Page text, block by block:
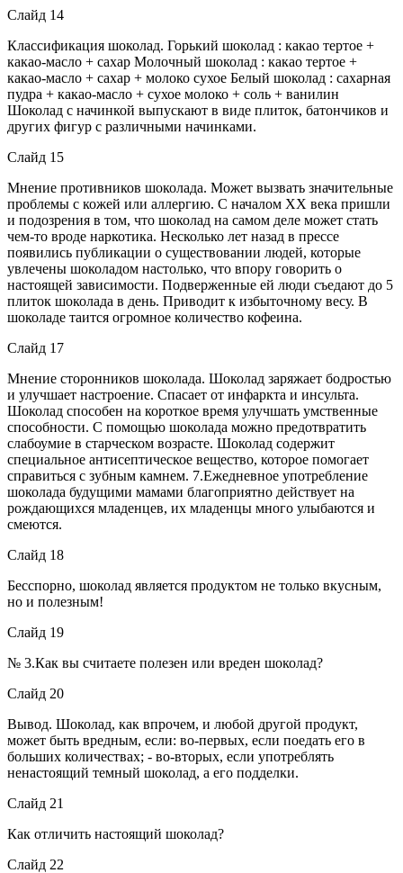
Слайд 14
Классификация шоколад. Горький шоколад : какао тертое +
какао-масло + сахар Молочный шоколад : какао тертое +
какао-масло + сахар + молоко сухое Белый шоколад : сахарная
пудра + какао-масло + сухое молоко + соль + ванилин
Шоколад с начинкой выпускают в виде плиток, батончиков и
других фигур с различными начинками.
Слайд 15
Мнение противников шоколада. Может вызвать значительные
проблемы с кожей или аллергию. С началом ХХ века пришли
и подозрения в том, что шоколад на самом деле может стать
чем-то вроде наркотика. Несколько лет назад в прессе
появились публикации о существовании людей, которые
увлечены шоколадом настолько, что впору говорить о
настоящей зависимости. Подверженные ей люди съедают до 5
плиток шоколада в день. Приводит к избыточному весу. В
шоколаде таится огромное количество кофеина.
Слайд 17
Мнение сторонников шоколада. Шоколад заряжает бодростью
и улучшает настроение. Спасает от инфаркта и инсульта.
Шоколад способен на короткое время улучшать умственные
способности. С помощью шоколада можно предотвратить
слабоумие в старческом возрасте. Шоколад содержит
специальное антисептическое вещество, которое помогает
справиться с зубным камнем. 7.Ежедневное употребление
шоколада будущими мамами благоприятно действует на
рождающихся младенцев, их младенцы много улыбаются и
смеются.
Слайд 18
Бесспорно, шоколад является продуктом не только вкусным,
но и полезным!
Слайд 19
№ 3.Как вы считаете полезен или вреден шоколад?
Слайд 20
Вывод. Шоколад, как впрочем, и любой другой продукт,
может быть вредным, если: во-первых, если поедать его в
больших количествах; - во-вторых, если употреблять
ненастоящий темный шоколад, а его подделки.
Слайд 21
Как отличить настоящий шоколад?
Слайд 22